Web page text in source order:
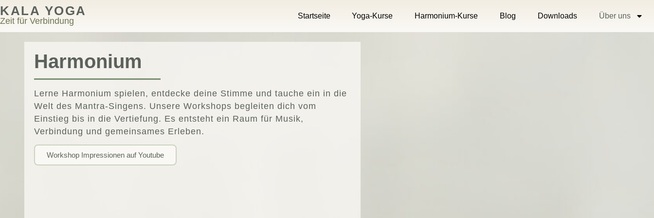
KALA YOGA
Zeit für Verbindung
Startseite Yoga-Kurse Harmonium-Kurse Blog Downloads Über uns
Harmonium
Lerne Harmonium spielen, entdecke deine Stimme und tauche ein in die
Welt des Mantra-Singens. Unsere Workshops begleiten dich vom
Einstieg bis in die Vertiefung. Es entsteht ein Raum für Musik,
Verbindung und gemeinsames Erleben.
Workshop Impressionen auf Youtube